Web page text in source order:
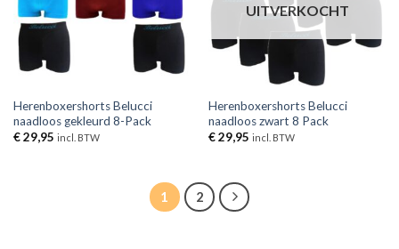
Herenboxershorts Belucci
naadloos gekleurd 8-Pack
€29,95 incl. BTW
UITVERKOCHT
Herenboxershorts Belucci
naadloos zwart 8 Pack
€29,95 incl. BTW
1 2